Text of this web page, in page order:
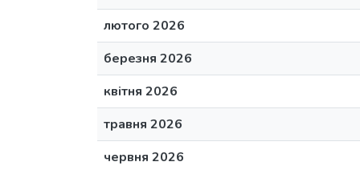
лютого 2026
березня 2026
квітня 2026
травня 2026
червня 2026